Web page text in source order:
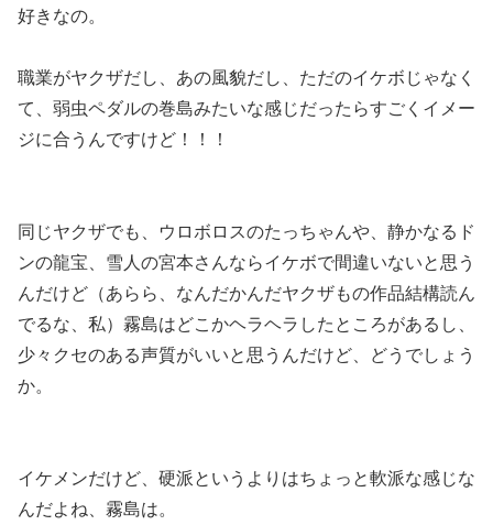
好き なの。
職業がヤクザだし、あの風貌だし、ただのイケボじゃなく
て、弱虫ペダルの巻島みたいな感じだったらすごくイメー
ジに合うんですけど！！！
同じヤクザでも、ウロボロスのたっちゃんや、静かなるド
ンの龍宝、雪人の宮本さんならイケボで間違いないと思う
んだけど（あらら、なんだかんだヤクザもの作品結構読ん
でるな、私）霧島はどこかヘラヘラしたところがあるし、
少々クセのある声質がいいと思う んだけど、どうでしょう
か。
イケメンだけど、硬派というよりはちょっと軟派な感じな
んだよね、霧島は。